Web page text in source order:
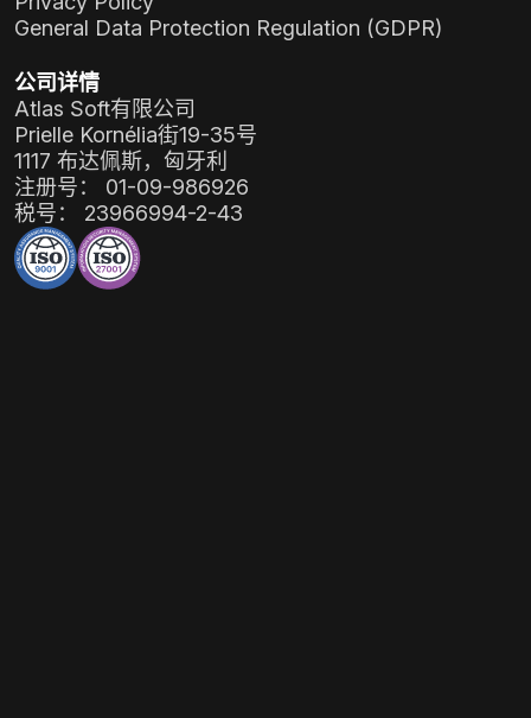
General Data Protection Regulation (GDPR)
公司详情
Atlas Soft有限公司
Prielle Kornélia街19-35号
1117 布达佩斯，匈牙利
注册号： 01-09-986926
税号： 23966994-2-43